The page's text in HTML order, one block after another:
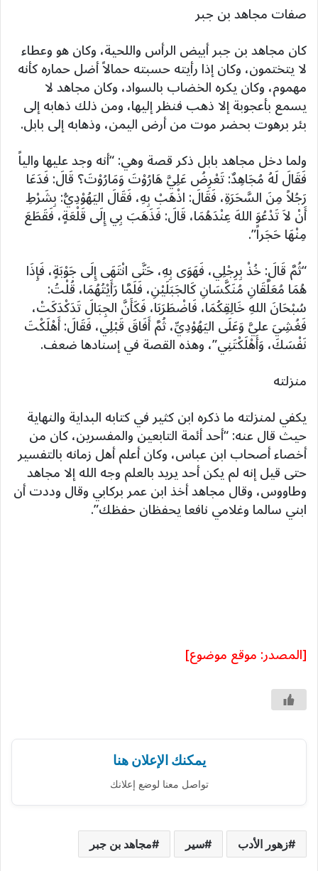
صفات مجاهد بن جبر
كان مجاهد بن جبر أبيض الرأس واللحية، وكان هو وعطاء
لا يتختمون، وكان إذا رأيته حسبته حمالاً أضل حماره كأنه
مهموم، وكان يكره الخضاب بالسواد، وكان مجاهد لا
يسمع بأعجوبة إلا ذهب فنظر إليها، ومن ذلك ذهابه إلى
بئر برهوت بحضر موت من أرض اليمن، وذهابه إلى بابل.
ولما دخل مجاهد بابل ذكر قصة وهي: “أنه وجد عليها والياً
فَقَالَ لَهُ مُجَاهِدٌ: تَعْرِضُ عَلِيَّ هَارُوْتَ وَمَارُوْتَ؟ قَالَ: فَدَعَا
رَجُلاً مِنَ السَّحَرَةِ، فَقَالَ: اذْهَبْ بِهِ، فَقَالَ اليَهُوْدِيُّ: بِشَرْطِ
أَنْ لاَ تَدْعُوَ اللهَ عِنْدَهُمَا، قَالَ: فَذَهَبَ بِي إِلَى قَلْعَةٍ، فَقَطَعَ
مِنْهَا حَجَراً”.
“ثُمَّ قَالَ: خُذْ بِرِجْلِي، فَهَوَى بِهِ، حَتَّى انْتَهَى إِلَى جَوْبَةٍ، فَإِذَا
هُمَا مُعَلَّقَانِ مُنَكَّسَانِ كَالجَبَلَيْنِ، فَلَمَّا رَأَيْتُهُمَا، قُلْتُ:
سُبْحَانَ اللهِ خَالِقِكُمَا، فَاضْطَرَبَا، فَكَأَنَّ الجِبَالَ تَدَكْدَكَتْ،
فَغُشِيَ عليَّ وَعَلَى اليَهُوْدِيِّ، ثُمَّ أَفَاقَ قَبْلِي، فَقَالَ: أَهْلَكْتَ
نَفْسَكَ، وَأَهْلَكْتَنِي”، وهذه القصة في إسنادها ضعف.
منزلته
يكفي لمنزلته ما ذكره ابن كثير في كتابه البداية والنهاية
حيث قال عنه: “أحد أئمة التابعين والمفسرين، كان من
أخصاء أصحاب ابن عباس، وكان أعلم أهل زمانه بالتفسير
حتى قيل إنه لم يكن أحد يريد بالعلم وجه الله إلا مجاهد
وطاووس، وقال مجاهد أخذ ابن عمر بركابي وقال وددت أن
ابني سالما وغلامي نافعا يحفظان حفظك”.
[المصدر: موقع موضوع]
يمكنك الإعلان هنا
تواصل معنا لوضع إعلانك
زهور الأدب سير مجاهد بن جبر